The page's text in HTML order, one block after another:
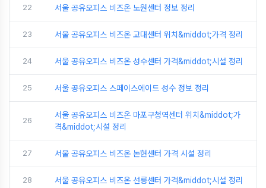
22 서울 공유오피스 비즈온 노원센터 정보 정리
23 서울 공유오피스 비즈온 교대센터 위치&middot;가격 정리
24 서울 공유오피스 비즈온 성수센터 가격&middot;시설 정리
25 서울 공유오피스 스페이스에이드 성수 정보 정리
26
서울 공유오피스 비즈온 마포구청역센터 위치&middot;가
격&middot;시설 정리
27 서울 공유오피스 비즈온 논현센터 가격 시설 정리
28 서울 공유오피스 비즈온 선릉센터 가격&middot;시설 정리